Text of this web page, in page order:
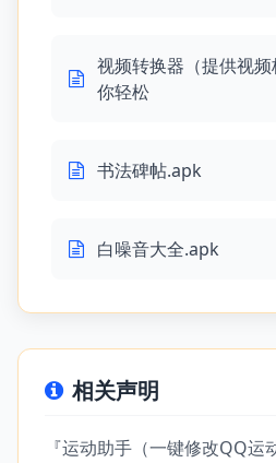
视频转换器（提供视
你轻松
书法碑帖.apk
白噪音大全.apk
相关声明
『运动助手（一键修改QQ运